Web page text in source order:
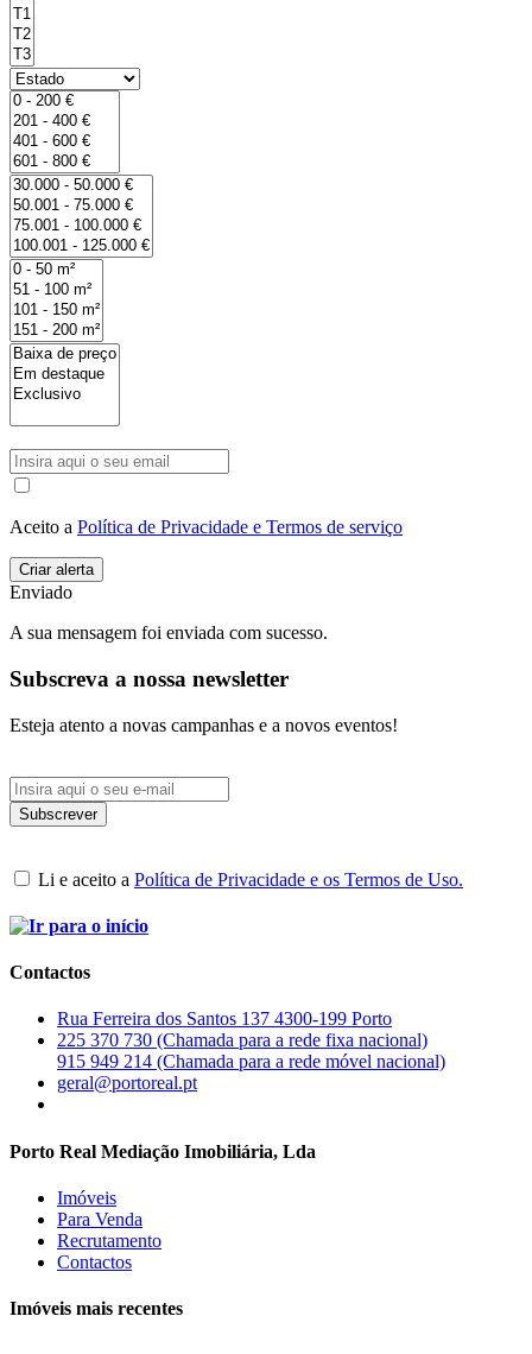
Aceito a Política de Privacidade e Termos de serviço
Enviado
A sua mensagem foi enviada com sucesso.
Subscreva a nossa newsletter
Esteja atento a novas campanhas e a novos eventos!
Li e aceito a Política de Privacidade e os Termos de Uso.
Contactos
Rua Ferreira dos Santos 137 4300-199 Porto
225 370 730 (Chamada para a rede fixa nacional)
915 949 214 (Chamada para a rede móvel nacional)
geral@portoreal.pt
Porto Real Mediação Imobiliária, Lda
Imóveis
Para Venda
Recrutamento
Contactos
Imóveis mais recentes